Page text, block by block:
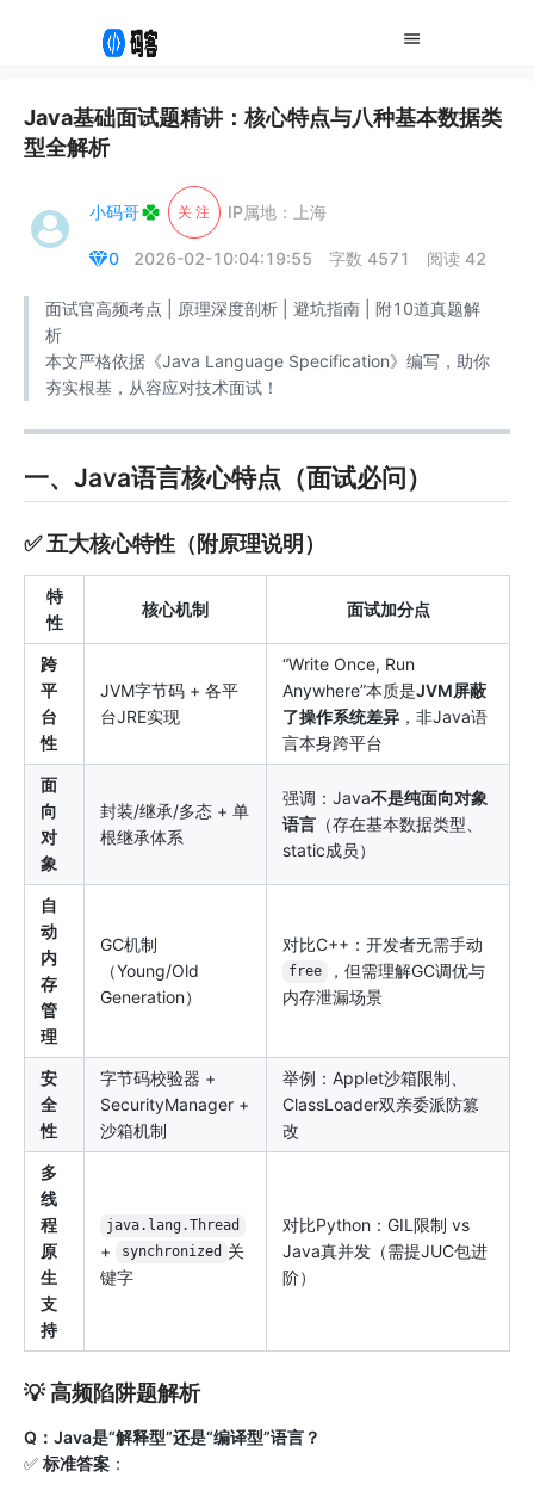
Java基础面试题精讲：核心特点与八种基本数据类
型全解析
小码哥 关 注 IP属地：上海
0 2026-02-10:04:19:55 字数 4571 阅读 42
面试官高频考点 | 原理深度剖析 | 避坑指南 | 附10道真题解
析
本文严格依据《Java Language Specification》编写，助你
夯实根基，从容应对技术面试！
一、Java语言核心特点（面试必问）
✅ 五大核心特性（附原理说明）
特
性
核心机制 面试加分点
跨
平
台
性
JVM字节码 + 各平
台JRE实现
“Write Once, Run
Anywhere”本质是JVM屏蔽
了操作系统差异 ，非Java语
言本身跨平台
面
向
对
象
封装/继承/多态 + 单
根继承体系
强调：Java不是纯面向对象
语言 （存在基本数据类型、
static成员）
自
动
内
存
管
理
GC机制
（Young/Old
Generation）
对比C++：开发者无需手动
free
，但需理解GC调优与
内存泄漏场景
安
全
性
字节码校验器 +
SecurityManager +
沙箱机制
举例：Applet沙箱限制、
ClassLoader双亲委派防篡
改
多
线
程
原
生
支
持
java.lang.Thread
+ synchronized 关
键字
对比Python：GIL限制 vs
Java真并发（需提JUC包进
阶）
💡 高频陷阱题解析
Q：Java是“解释型”还是“编译型”语言？
✅ 标准答案 ：